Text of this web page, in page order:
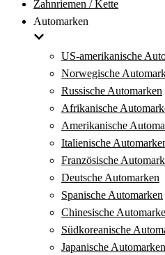
Zahnriemen / Kette
Automarken
US-amerikanische
Norwegische
Russische Automarken
Afrikanische
Amerikanische
Italienische
Französische
Deutsche Automarken
Spanische Automarken
Chinesische
Südkoreanische
Japanische Automarken